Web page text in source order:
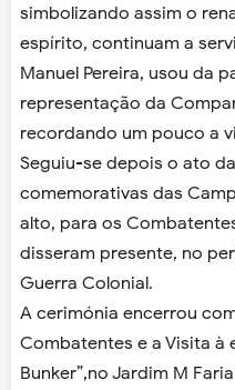
simbolizando assim o
espírito, continuam a
Manuel Pereira, usou da
representação da
recordando um pouco a
Seguiu-se depois o ato
comemorativas das
alto, para os
disseram presente, no
Guerra Colonial.
A cerimónia encerrou
Combatentes e a Visita
Bunker”,no Jardim M